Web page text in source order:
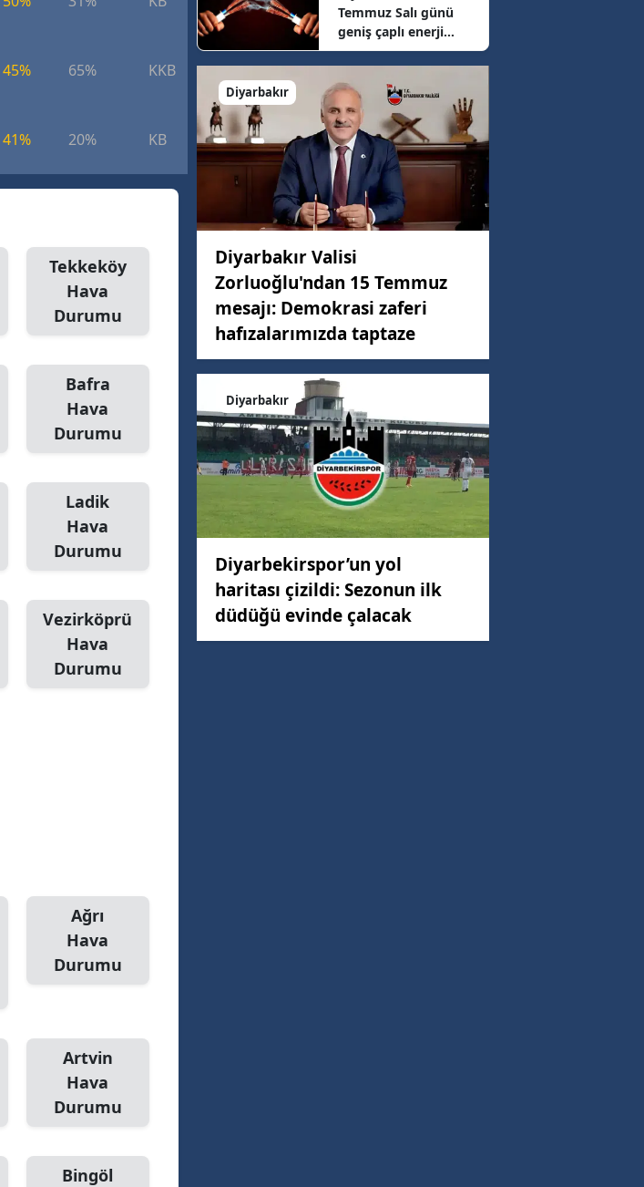
45% 65% KKB 7.33 km/h
41% 20% KB 7.6 km/h
Tekkeköy
Hava
Durumu
Bafra
Hava
Durumu
Ladik
Hava
Durumu
Vezirköprü
Hava
Durumu
Ağrı
Hava
Durumu
Artvin
Hava
Durumu
Bingöl
Temmuz Salı günü
geniş çaplı enerji
mesaisi: 16 ilçede
elektrikler kesilecek
Diyarbakır
Diyarbakır Valisi
Zorluoğlu'ndan 15 Temmuz
mesajı: Demokrasi zaferi
hafızalarımızda taptaze
Diyarbakır
Diyarbekirspor’un yol
haritası çizildi: Sezonun ilk
düdüğü evinde çalacak